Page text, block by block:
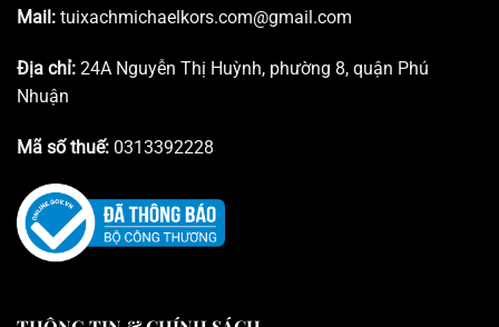
Mail: tuixachmichaelkors.com@gmail.com
Địa chỉ: 24A Nguyễn Thị Huỳnh, phường 8, quận Phú
Nhuận
Mã số thuế: 0313392228